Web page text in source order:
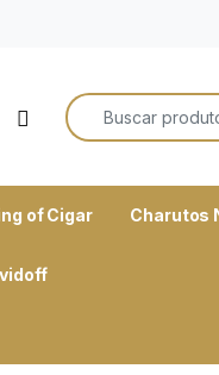
Open
Search for:
of Cigar Charutos